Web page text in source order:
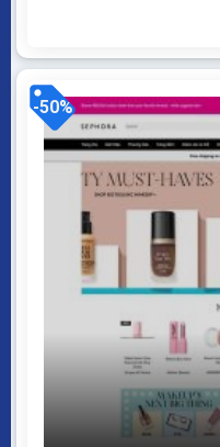
mã nguồn mở
chuẩn SEO, load nhanh
-50%